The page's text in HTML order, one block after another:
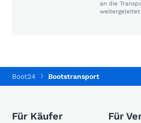
an die
weitergeleitet.
Boot24 Bootstransport
Für Käufer Für